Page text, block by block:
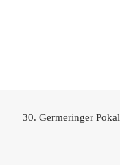
30. Germeringer Pokal